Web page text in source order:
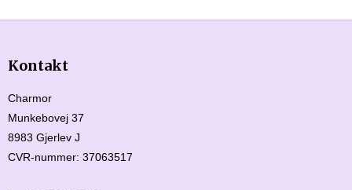
Kontakt
Charmor
Munkebovej 37
8983 Gjerlev J
CVR-nummer: 37063517